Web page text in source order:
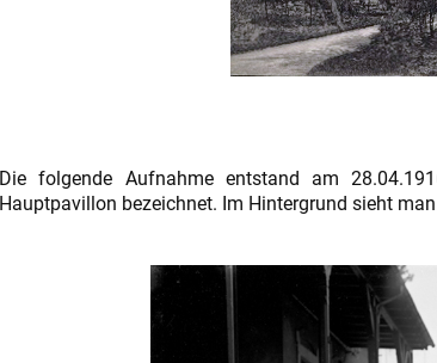
Die folgende Aufnahme entstand am
Hauptpavillon bezeichnet. Im Hintergrund sieht